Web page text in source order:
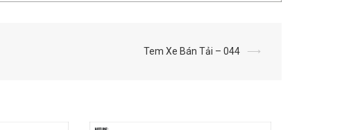
Tem Xe Bán Tải – 044 ⟶